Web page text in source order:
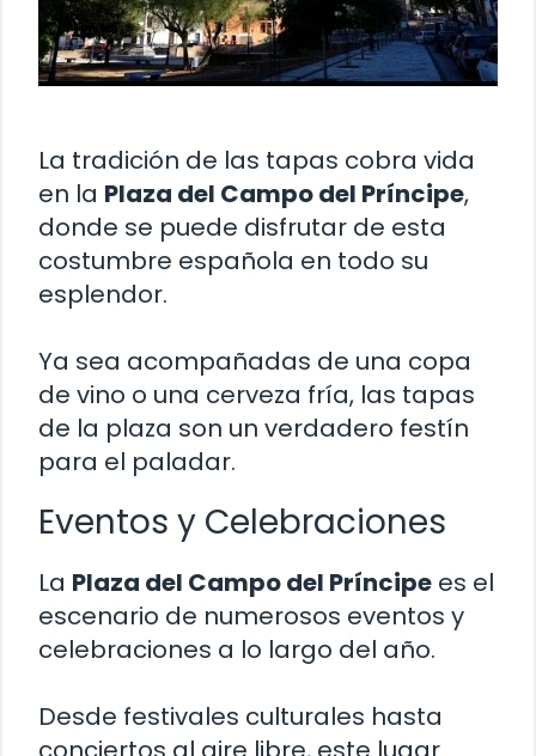
La tradición de las tapas cobra vida
en la Plaza del Campo del Príncipe,
donde se puede disfrutar de esta
costumbre española en todo su
esplendor.
Ya sea acompañadas de una copa
de vino o una cerveza fría, las tapas
de la plaza son un verdadero festín
para el paladar.
Eventos y Celebraciones
La Plaza del Campo del Príncipe es el
escenario de numerosos eventos y
celebraciones a lo largo del año.
Desde festivales culturales hasta